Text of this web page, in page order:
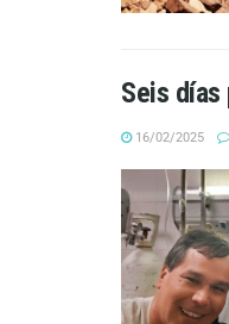
Seis
16/02/2025